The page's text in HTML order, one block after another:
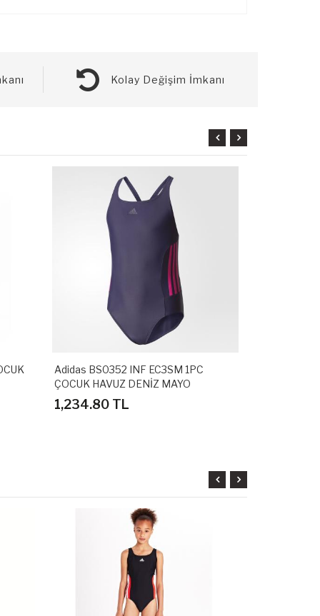
Kolay Değişim İmkanı
Adidas BS0352 INF EC3SM 1PC
ÇOCUK HAVUZ DENİZ MAYO
1,234.80 TL